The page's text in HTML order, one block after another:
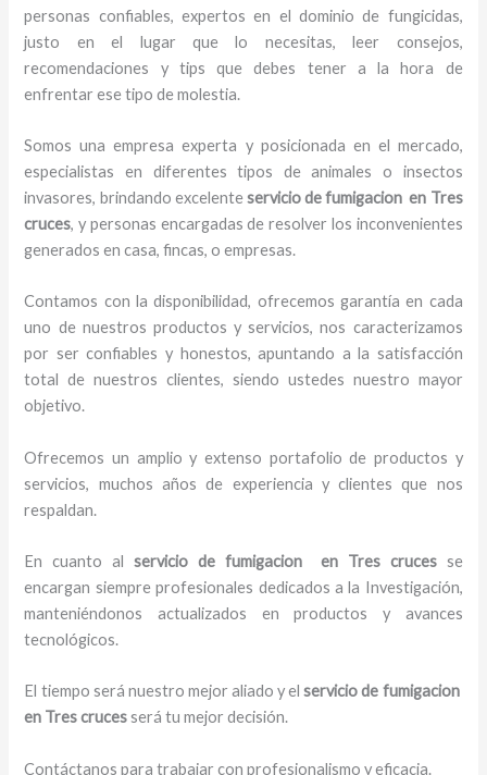
personas confiables, expertos en el dominio de fungicidas,
justo en el lugar que lo necesitas, leer consejos,
recomendaciones y tips que debes tener a la hora de
enfrentar ese tipo de molestia.
Somos una empresa experta y posicionada en el mercado,
especialistas en diferentes tipos de animales o insectos
invasores, brindando excelenteservicio de fumigacion en Tres
cruces, y personas encargadas de resolver los inconvenientes
generados en casa, fincas, o empresas.
Contamos con la disponibilidad, ofrecemos garantía en cada
uno de nuestros productos y servicios, nos caracterizamos
por ser confiables y honestos, apuntando a la satisfacción
total de nuestros clientes, siendo ustedes nuestro mayor
objetivo.
Ofrecemos un amplio y extenso portafolio de productos y
servicios, muchos años de experiencia y clientes que nos
respaldan.
En cuanto al servicio de fumigacion en Tres cruces se
encargan siempre profesionales dedicados a la Investigación,
manteniéndonos actualizados en productos y avances
tecnológicos.
El tiempo será nuestro mejor aliado y elservicio de fumigacion
en Tres crucesserá tu mejor decisión.
Contáctanos para trabajar con profesionalismo y eficacia.